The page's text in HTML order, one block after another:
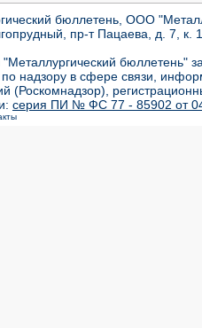
бюллетень, ООО
пр-т Пацаева, д. 7,
бюллетень"
надзору в сфере связи,
(Роскомнадзор),
серия ПИ № ФС 77 - 85902 от 04